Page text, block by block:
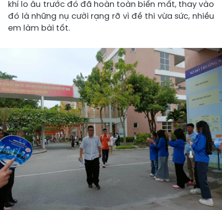
khí lo âu trước đó đã hoàn toàn biến mất, thay vào
đó là những nụ cười rạng rỡ vì đề thi vừa sức, nhiều
em làm bài tốt.